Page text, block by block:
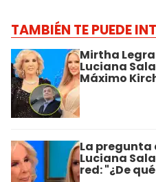
TAMBIÉN TE PUEDE
Mirtha
Luciana
Máximo
La pregunta
Luciana
red: "¿De